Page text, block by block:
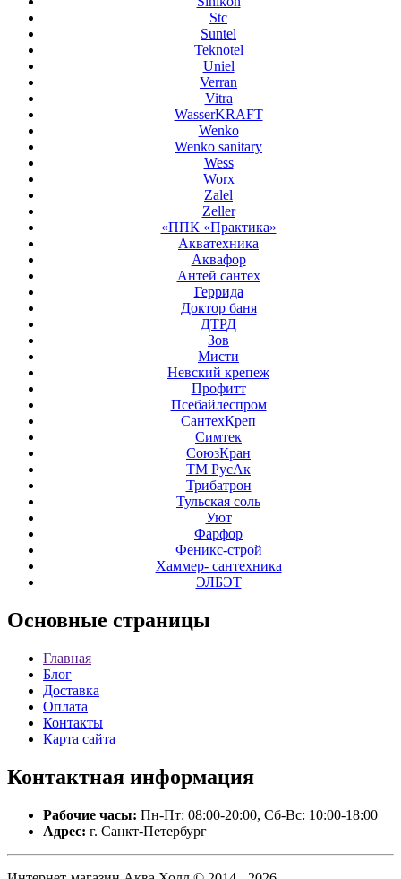
Stc
Suntel
Teknotel
Uniel
Verran
Vitra
WasserKRAFT
Wenko
Wenko sanitary
Wess
Worx
Zalel
Zeller
«ППК «Практика»
Акватехника
Аквафор
Антей сантех
Геррида
Доктор баня
ДТРД
Зов
Мисти
Невский крепеж
Профитт
Псебайлеспром
СантехКреп
Симтек
СоюзКран
ТМ РусАк
Трибатрон
Тульская соль
Уют
Фарфор
Феникс-строй
Хаммер- сантехника
ЭЛБЭТ
Основные страницы
Главная
Блог
Доставка
Оплата
Контакты
Карта сайта
Контактная информация
Рабочие часы: Пн-Пт: 08:00-20:00, Сб-Вс: 10:00-18:00
Адрес: г. Санкт-Петербург